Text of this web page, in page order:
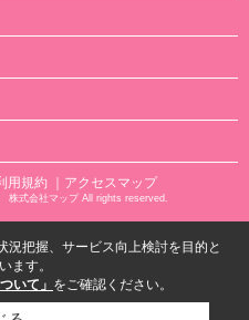
用規約 ｜アクセスマップ
式会社マップ All rights reserved.
況把握、サービス向上検討を目的と
ます。
いて」 をご確認ください。